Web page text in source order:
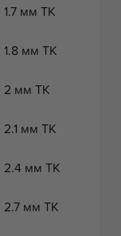
мм ТК
1.8 мм ТК
2 мм ТК
мм ТК
2.4 мм ТК
2.7 мм ТК